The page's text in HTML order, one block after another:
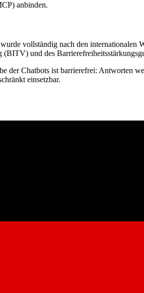
anbinden.
vollständig nach den
und des
Chatbots ist barrierefrei: Antworten
einsetzbar.